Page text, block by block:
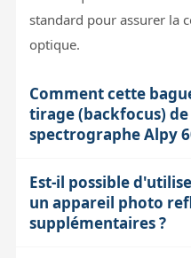
standard pour assurer la
optique.
Comment cette
tirage (backfocus)
spectrographe Alpy
Cette bague remplace
et permet d'ajuster le
et 20 mm. Cela signifie
Est-il possible
un appareil photo
supplémentaires ?